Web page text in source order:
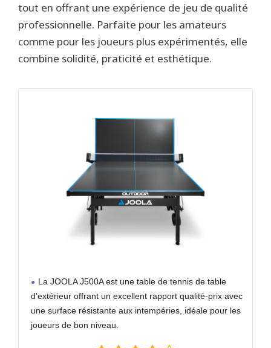
tout en offrant une expérience de jeu de qualité
professionnelle. Parfaite pour les amateurs
comme pour les joueurs plus expérimentés, elle
combine solidité, praticité et esthétique.
La JOOLA J500A est une table de tennis de table
d'extérieur offrant un excellent rapport qualité-prix avec
une surface résistante aux intempéries, idéale pour les
joueurs de bon niveau.